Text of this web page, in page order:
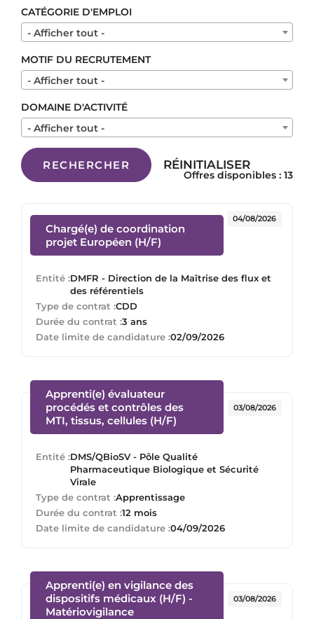
CATÉGORIE D'EMPLOI
- Afficher tout -
MOTIF DU RECRUTEMENT
- Afficher tout -
DOMAINE D'ACTIVITÉ
- Afficher tout -
RECHERCHER RÉINITIALISER
Offres disponibles : 13
Chargé(e) de coordination
projet Européen (H/F)
Entité :DMFR - Direction de la Maîtrise des flux et
des référentiels
Type de contrat :CDD
Durée du contrat :3 ans
04/08/2026
Date limite de candidature :02/09/2026
Apprenti(e) évaluateur
procédés et contrôles des
MTI, tissus, cellules (H/F)
Entité :DMS/QBioSV - Pôle Qualité
Pharmaceutique Biologique et Sécurité
Virale
Type de contrat :Apprentissage
Durée du contrat :12 mois
03/08/2026
Date limite de candidature :04/09/2026
Apprenti(e) en vigilance des
dispositifs médicaux (H/F) -
Matériovigilance(Nouvelle fenêtre)
03/08/2026